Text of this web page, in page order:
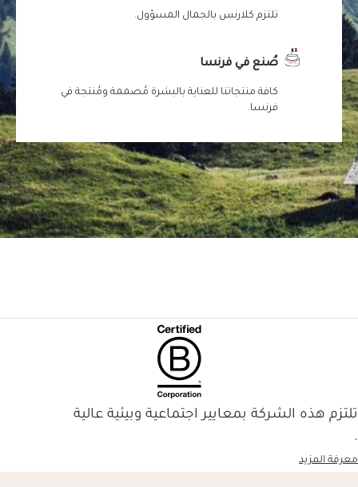
تلتزم كلارنس بالجمال المسؤول.
صُنع في فرنسا
كافة منتجاتنا للعناية بالبشرة مُصممة ومُنتجة في
فرنسا.
تلتزم هذه الشركة بمعايير اجتماعية وبيئية عالية
.
معرفة المزيد